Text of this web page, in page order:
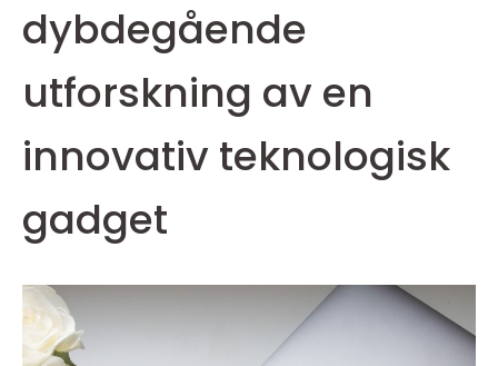
dybdegående
utforskning av en
innovativ teknologisk
gadget